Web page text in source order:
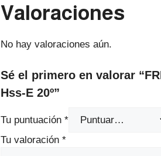
Valoraciones
No hay valoraciones aún.
Sé el primero en valorar
Hss-E 20º”
Tu puntuación *
Tu valoración *